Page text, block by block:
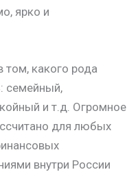
ярко и
том, какого рода
семейный,
и т.д. Огромное
для любых
внутри России